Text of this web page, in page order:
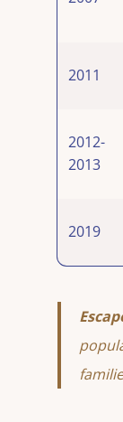
2011
2012-
2013
2019